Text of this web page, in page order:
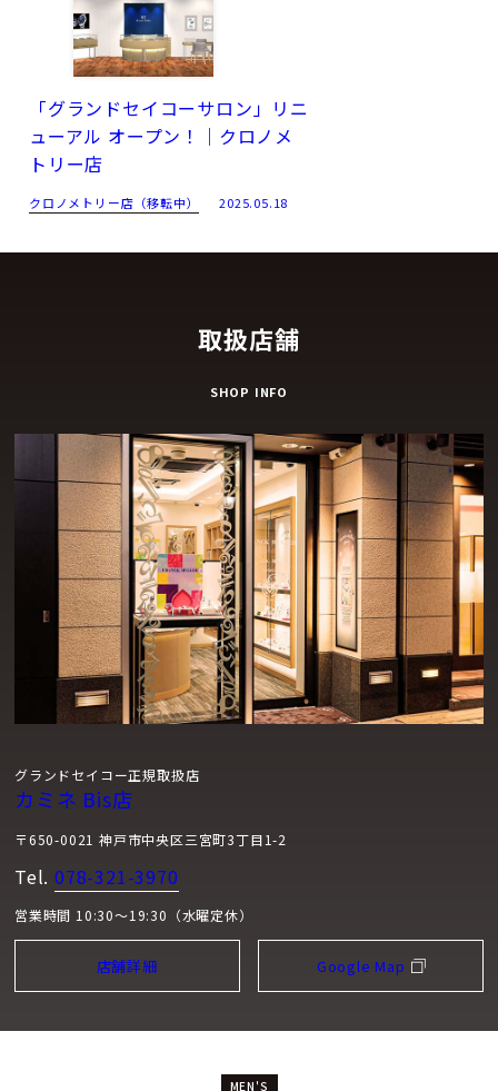
「グランドセイコーサロン」リニ
ューアル オープン！｜クロノメ
トリー店
クロノメトリー店（移転中） 2025.05.18
取扱店舗
SHOP INFO
グランドセイコー正規取扱店
カミネ Bis店
〒650-0021 神戸市中央区三宮町3丁目1-2
Tel. 078-321-3970
営業時間 10:30～19:30（水曜定休）
店舗詳細 Google Map
MEN'S